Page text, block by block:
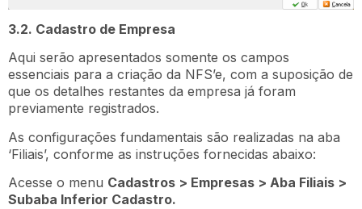
3.2. Cadastro de Empresa
Aqui serão apresentados somente os campos
essenciais para a criação da NFS’e, com a suposição de
que os detalhes restantes da empresa já foram
previamente registrados.
As configurações fundamentais são realizadas na aba
‘Filiais’, conforme as instruções fornecidas abaixo:
Acesse o menu Cadastros > Empresas > Aba Filiais >
Subaba Inferior Cadastro.